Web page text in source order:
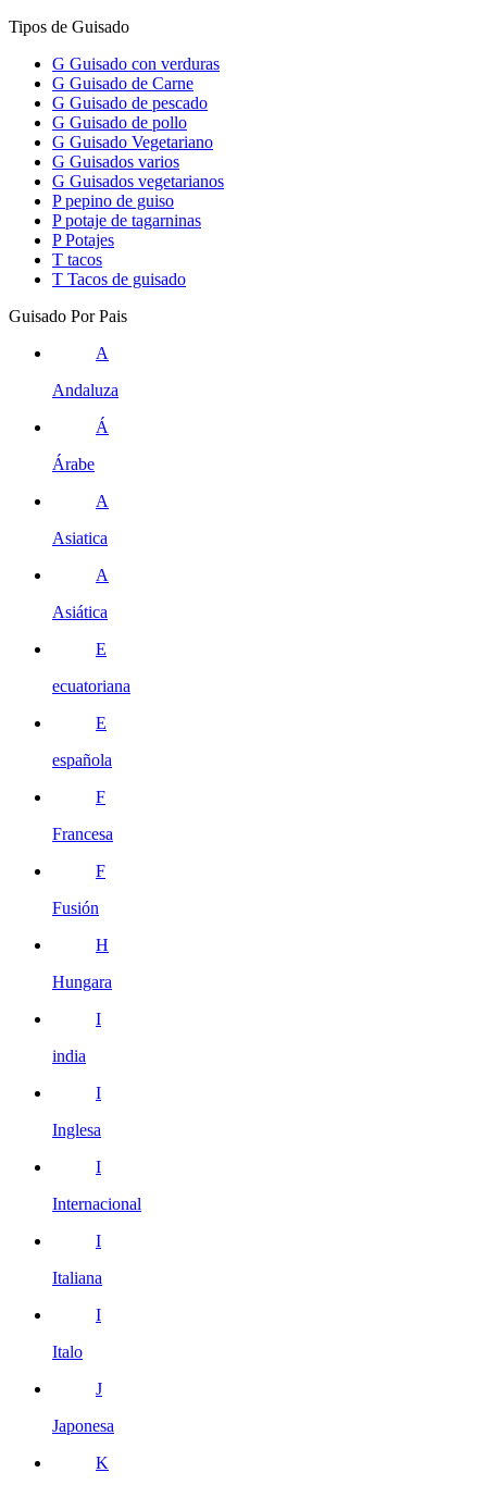
Tipos de Guisado
G Guisado con verduras
G Guisado de Carne
G Guisado de pescado
G Guisado de pollo
G Guisado Vegetariano
G Guisados varios
G Guisados vegetarianos
P pepino de guiso
P potaje de tagarninas
P Potajes
T tacos
T Tacos de guisado
Guisado Por Pais
A
Andaluza
Á
Árabe
A
Asiatica
A
Asiática
E
ecuatoriana
E
española
F
Francesa
F
Fusión
H
Hungara
I
india
I
Inglesa
I
Internacional
I
Italiana
I
Italo
J
Japonesa
K